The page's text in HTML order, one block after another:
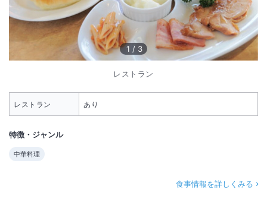
1 / 3
レストラン
レストラン あり
特徴・ジャンル
中華料理
食事情報を詳しくみる